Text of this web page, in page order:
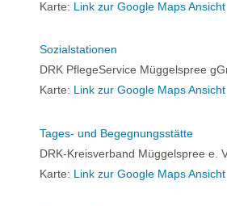
Karte: Link zur Google Maps Ansicht
Sozialstationen
DRK PflegeService Müggelspree
Karte: Link zur Google Maps Ansicht
Tages- und Begegnungsstätte
DRK-Kreisverband Müggelspree e.
Karte: Link zur Google Maps Ansicht